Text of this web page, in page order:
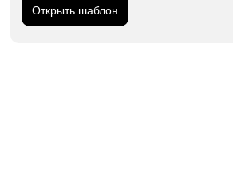
Открыть шаблон